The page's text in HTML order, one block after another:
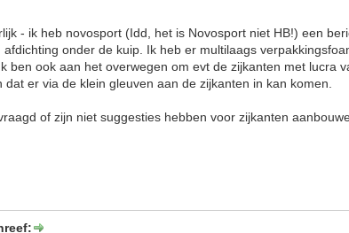
- ik heb novosport (Idd, het is Novosport niet HB!) een
afdichting onder de kuip. Ik heb er multilaags
ben ook aan het overwegen om evt de zijkanten met lucra
dat er via de klein gleuven aan de zijkanten in kan komen.
of zijn niet suggesties hebben voor zijkanten